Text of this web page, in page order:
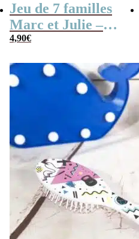
Jeu de 7 familles
Marc et Julie –
Les meilleures
4,90€